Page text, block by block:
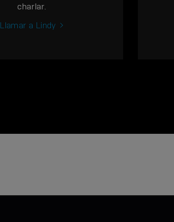
charlar.
Llamar a Lindy